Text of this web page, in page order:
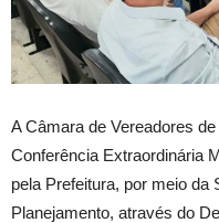
A Câmara de Vereadores
Conferência Extraordinária
pela Prefeitura, por meio da
Planejamento, através do